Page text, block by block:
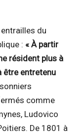
du
: « À partir
résident plus à
être entretenu
comme
Ludovico
De 1801 à